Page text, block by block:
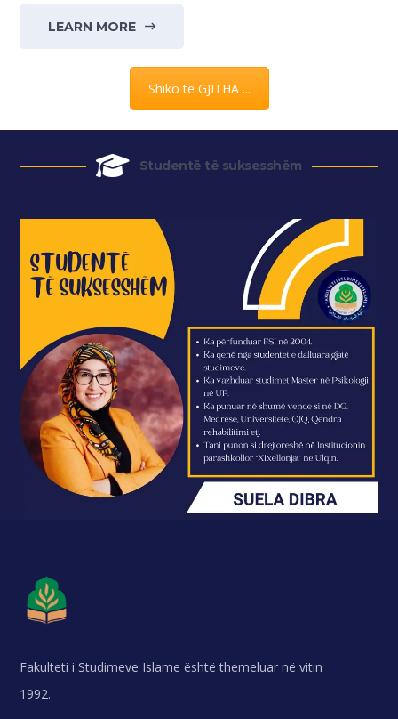
LEARN MORE
Shiko të GJITHA ...
Studentë të suksesshëm
Fakulteti i Studimeve Islame është themeluar në vitin
1992.